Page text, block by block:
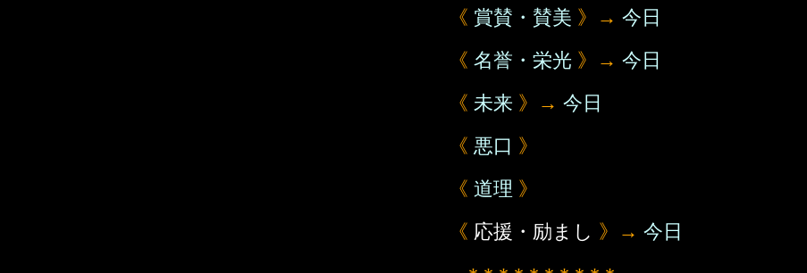
《 賞賛・賛美 》→ 今日
《 名誉・栄光 》→ 今日
《 未来 》→ 今日
《 悪口 》
《 道理 》
《 応援・励まし 》→ 今日